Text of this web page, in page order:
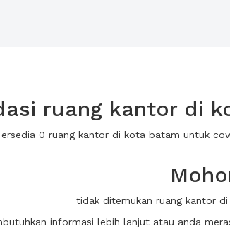
ruang kantor di
0 ruang kantor di kota batam untuk
tidak ditemukan ruang kantor
informasi lebih lanjut atau anda